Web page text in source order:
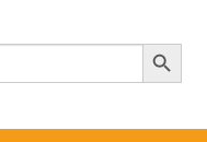
child
menu
child
Search Button